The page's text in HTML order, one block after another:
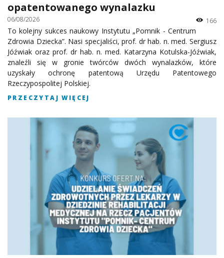
opatentowanego wynalazku
06/08/2026 166
To kolejny sukces naukowy Instytutu „Pomnik - Centrum
Zdrowia Dziecka”. Nasi specjaliści, prof. dr hab. n. med. Sergiusz
Jóźwiak oraz prof. dr hab. n. med. Katarzyna Kotulska-Jóźwiak,
znaleźli się w gronie twórców dwóch wynalazków, które
uzyskały ochronę patentową Urzędu Patentowego
Rzeczypospolitej Polskiej.
PRZECZYTAJ WIĘCEJ